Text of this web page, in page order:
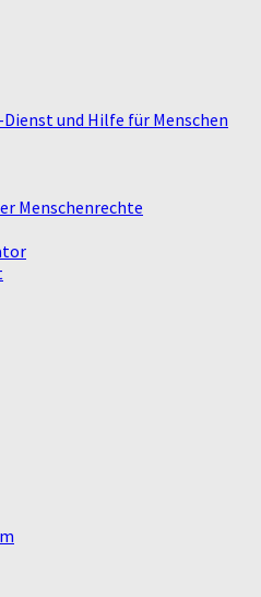
und Hilfe für Menschen
Menschenrechte